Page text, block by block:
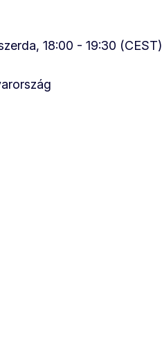
18:00 - 19:30 (CEST)